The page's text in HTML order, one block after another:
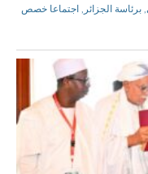
برئاسة الجزائر, اجتماعا خصص